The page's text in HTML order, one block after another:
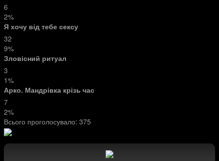
6
2%
Я хочу від тебе сексу
32
9%
Зловісний ритуал
3
1%
Арко. Мандрівка крізь час
7
2%
Всього проголосувало: 375